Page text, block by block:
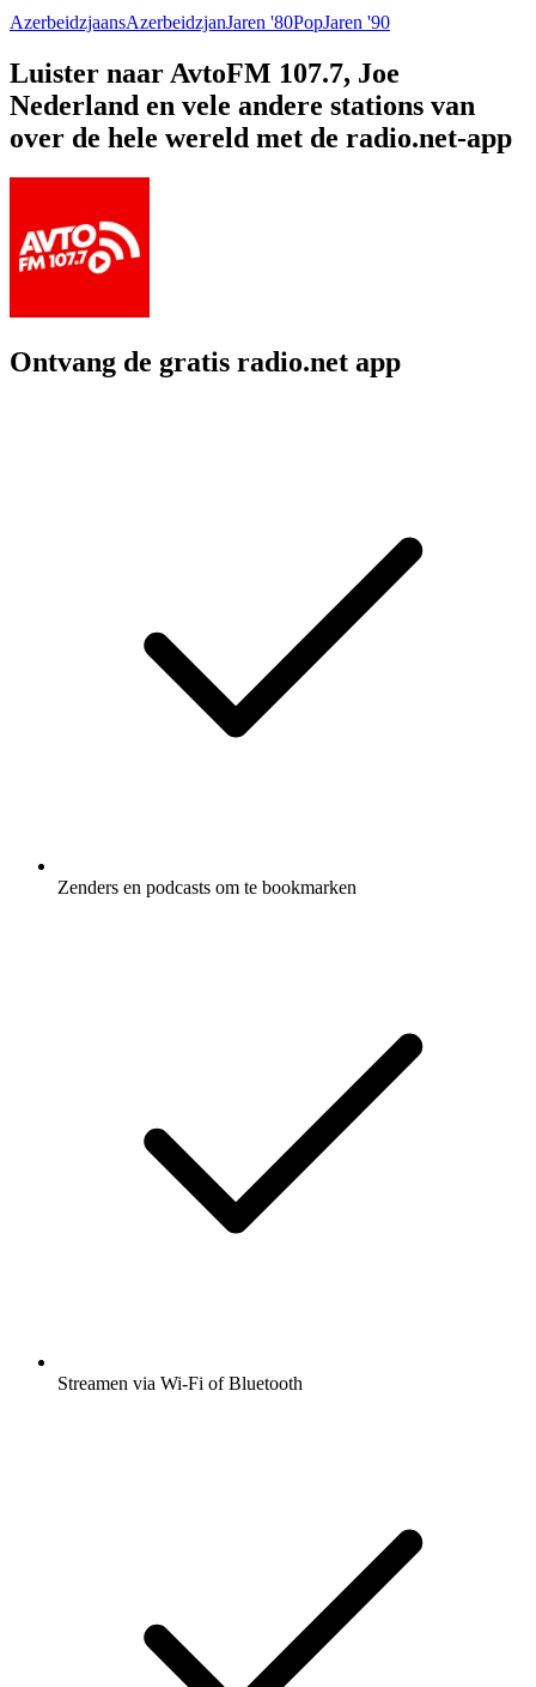
AzerbeidzjaansAzerbeidzjanJaren '80PopJaren '90
Luister naar AvtoFM 107.7, Joe
Nederland en vele andere stations van
over de hele wereld met de radio.net-app
Ontvang de gratis radio.net app
Zenders en podcasts om te bookmarken
Streamen via Wi-Fi of Bluetooth